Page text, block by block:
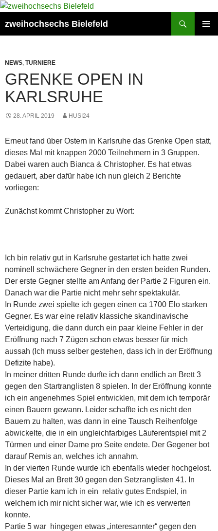
Zum
springen
zweihochsechs Bielefeld
NEWS, TURNIERE
GRENKE OPEN IN
KARLSRUHE
28. APRIL 2019 HUSI24
Erneut fand über Ostern in Karlsruhe das Grenke Open statt,
dieses Mal mit knappen 2000 Teilnehmern in 3 Gruppen.
Dabei waren auch Bianca & Christopher. Es hat etwas
gedauert, aber dafür habe ich nun gleich 2 Berichte
vorliegen:
Zunächst kommt Christopher zu Wort:
Ich bin relativ gut in Karlsruhe gestartet ich hatte zwei
nominell schwächere Gegner in den ersten beiden Runden.
Der erste Gegner stellte am Anfang der Partie 2 Figuren ein.
Danach war die Partie nicht mehr sehr spektakulär.
In Runde zwei spielte ich gegen einen ca 1700 Elo starken
Gegner. Es war eine relativ klassiche skandinavische
Verteidigung, die dann durch ein paar kleine Fehler in der
Eröffnung nach 7 Zügen schon etwas besser für mich
aussah (Ich muss selber gestehen, dass ich in der Eröffnung
Defizite habe).
In meiner dritten Runde durfte ich dann endlich an Brett 3
gegen den Startranglisten 8 spielen. In der Eröffnung konnte
ich ein angenehmes Spiel entwicklen, mit dem ich temporär
einen Bauern gewann. Leider schaffte ich es nicht den
Bauern zu halten, was dann in eine Tausch Reihenfolge
abwickelte, die in ein ungleichfarbiges Läuferentspiel mit 2
Türmen und einer Dame pro Seite endete. Der Gegener bot
darauf Remis an, welches ich annahm.
In der vierten Runde wurde ich ebenfalls wieder hochgelost.
Dieses Mal an Brett 30 gegen den Setzranglisten 41. In
dieser Partie kam ich in ein relativ gutes Endspiel, in
welchem ich mir nicht sicher war, wie ich es verwerten
konnte.
Partie 5 war hingegen etwas „interesannter“ gegen den